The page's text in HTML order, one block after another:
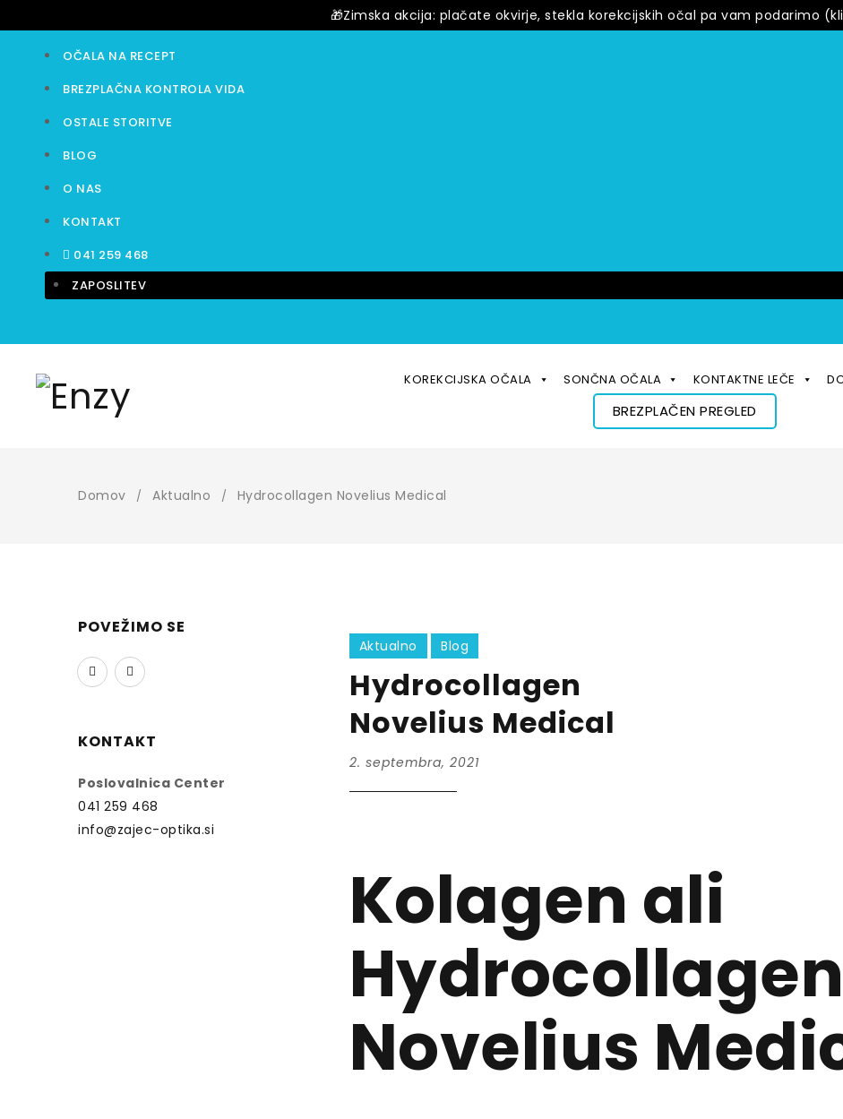
🎁Zimska akcija: plačate okvirje, stekla korekcijskih očal pa vam podarimo
OČALA NA RECEPT
BREZPLAČNA KONTROLA VIDA
OSTALE STORITVE
BLOG
O NAS
KONTAKT
041 259 468
ZAPOSLITEV
KOREKCIJSKA OČALA SONČNA OČALA KONTAKTNE LEČE
BREZPLAČEN PREGLED
Domov / Aktualno / Hydrocollagen Novelius Medical
POVEŽIMO SE
KONTAKT
Poslovalnica Center
041 259 468
info@zajec-optika.si
Aktualno Blog
Hydrocollagen
Novelius Medical
2. septembra, 2021
Kolagen ali
Hydrocollagen
Novelius